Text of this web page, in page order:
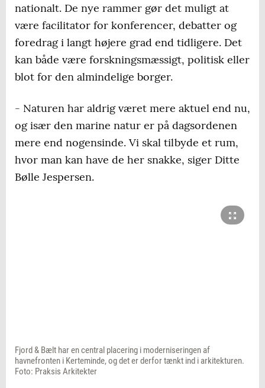
nationalt. De nye rammer gør det muligt at
være facilitator for konferencer, debatter og
foredrag i langt højere grad end tidligere. Det
kan både være forskningsmæssigt, politisk eller
blot for den almindelige borger.
- Naturen har aldrig været mere aktuel end nu,
og især den marine natur er på dagsordenen
mere end nogensinde. Vi skal tilbyde et rum,
hvor man kan have de her snakke, siger Ditte
Bølle Jespersen.
Fjord & Bælt har en central placering i moderniseringen af
havnefronten i Kerteminde, og det er derfor tænkt ind i arkitekturen.
Foto: Praksis Arkitekter